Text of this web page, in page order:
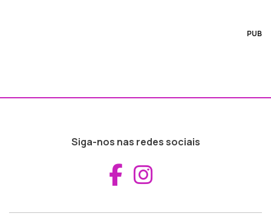
PUB
Siga-nos nas redes sociais
Aceder ao